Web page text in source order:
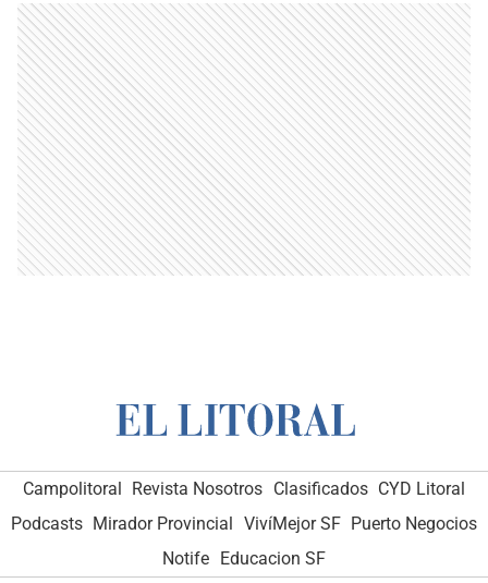
Campolitoral Revista Nosotros Clasificados CYD Litoral
Podcasts Mirador Provincial VivíMejor SF Puerto Negocios
Notife Educacion SF